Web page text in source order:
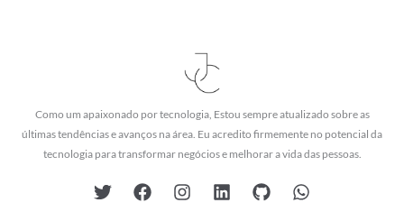
Como um apaixonado por tecnologia, Estou sempre atualizado sobre as
últimas tendências e avanços na área. Eu acredito firmemente no potencial da
tecnologia para transformar negócios e melhorar a vida das pessoas.